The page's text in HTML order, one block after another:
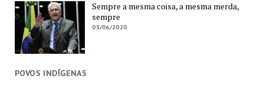
Sempre a mesma coisa, a mesma merda,
sempre
03/06/2020
POVOS INDÍGENAS